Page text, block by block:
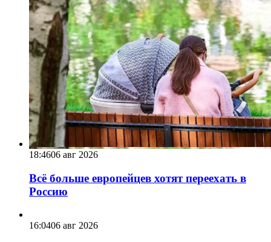
18:4606 авг 2026
Всё больше европейцев хотят переехать в
Россию
16:0406 авг 2026